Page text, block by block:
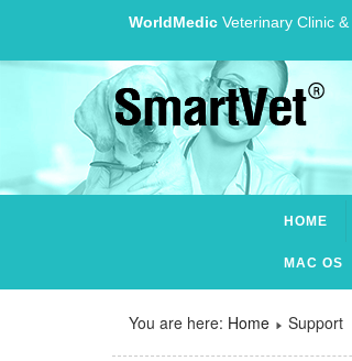
WorldMedic Veterinary Clinic
HOME
MAC OS
You are here: Home Support